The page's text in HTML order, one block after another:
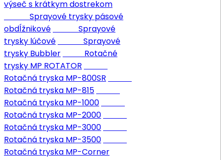
výseč s krátkym dostrekom
Sprayové trysky pásové
obdĺžnikové
Sprayové
trysky lúčové
Sprayové
trysky Bubbler
Rotačné
trysky MP ROTATOR
Rotačná tryska MP-800SR
Rotačná tryska MP-815
Rotačná tryska MP-1000
Rotačná tryska MP-2000
Rotačná tryska MP-3000
Rotačná tryska MP-3500
Rotačná tryska MP-Corner